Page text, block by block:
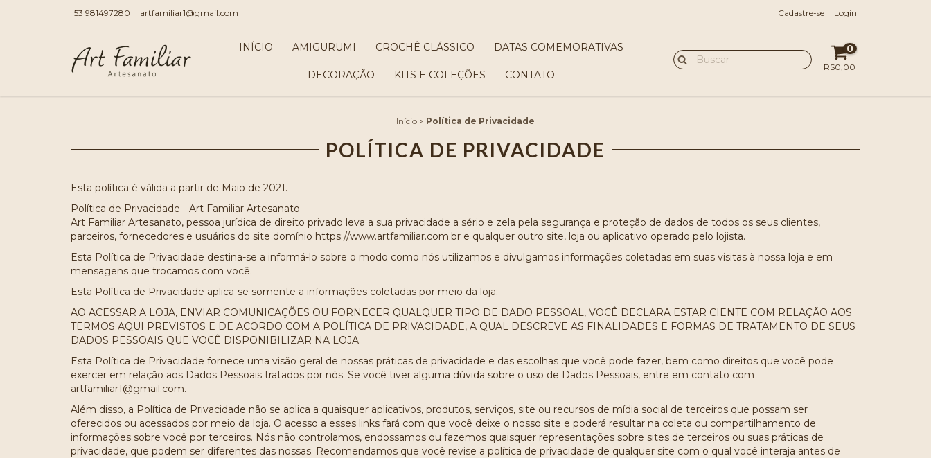
53 981497280 artfamiliar1@gmail.com Cadastre-se Login
INÍCIO AMIGURUMI CROCHÊ CLÁSSICO DATAS COMEMORATIVAS
DECORAÇÃO KITS E COLEÇÕES CONTATO
0
R$0,00
Início > Política de Privacidade
POLÍTICA DE PRIVACIDADE
Esta política é válida a partir de Maio de 2021.
Política de Privacidade - Art Familiar Artesanato
Art Familiar Artesanato, pessoa jurídica de direito privado leva a sua privacidade a sério e zela pela segurança e proteção de dados de todos os seus clientes,
parceiros, fornecedores e usuários do site domínio https://www.artfamiliar.com.br e qualquer outro site, loja ou aplicativo operado pelo lojista.
Esta Política de Privacidade destina-se a informá-lo sobre o modo como nós utilizamos e divulgamos informações coletadas em suas visitas à nossa loja e em
mensagens que trocamos com você.
Esta Política de Privacidade aplica-se somente a informações coletadas por meio da loja.
AO ACESSAR A LOJA, ENVIAR COMUNICAÇÕES OU FORNECER QUALQUER TIPO DE DADO PESSOAL, VOCÊ DECLARA ESTAR CIENTE COM RELAÇÃO AOS
TERMOS AQUI PREVISTOS E DE ACORDO COM A POLÍTICA DE PRIVACIDADE, A QUAL DESCREVE AS FINALIDADES E FORMAS DE TRATAMENTO DE SEUS
DADOS PESSOAIS QUE VOCÊ DISPONIBILIZAR NA LOJA.
Esta Política de Privacidade fornece uma visão geral de nossas práticas de privacidade e das escolhas que você pode fazer, bem como direitos que você pode
exercer em relação aos Dados Pessoais tratados por nós. Se você tiver alguma dúvida sobre o uso de Dados Pessoais, entre em contato com
artfamiliar1@gmail.com.
Além disso, a Política de Privacidade não se aplica a quaisquer aplicativos, produtos, serviços, site ou recursos de mídia social de terceiros que possam ser
oferecidos ou acessados por meio da loja. O acesso a esses links fará com que você deixe o nosso site e poderá resultar na coleta ou compartilhamento de
informações sobre você por terceiros. Nós não controlamos, endossamos ou fazemos quaisquer representações sobre sites de terceiros ou suas práticas de
privacidade, que podem ser diferentes das nossas. Recomendamos que você revise a política de privacidade de qualquer site com o qual você interaja antes de